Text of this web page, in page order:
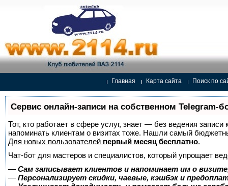
Главная Карта сайта Поиск по
Сервис онлайн-записи на собственном Telegram-
Тот, кто работает в сфере услуг, знает — без ведения
напоминать клиентам о визитах тоже. Нашли самый
Для новых пользователей первый месяц бесплатно.
Чат-бот для мастеров и специалистов, который упрощает
— Сам записывает клиентов и напоминает им о
— Персонализирует скидки, чаевые, кэшбэк и